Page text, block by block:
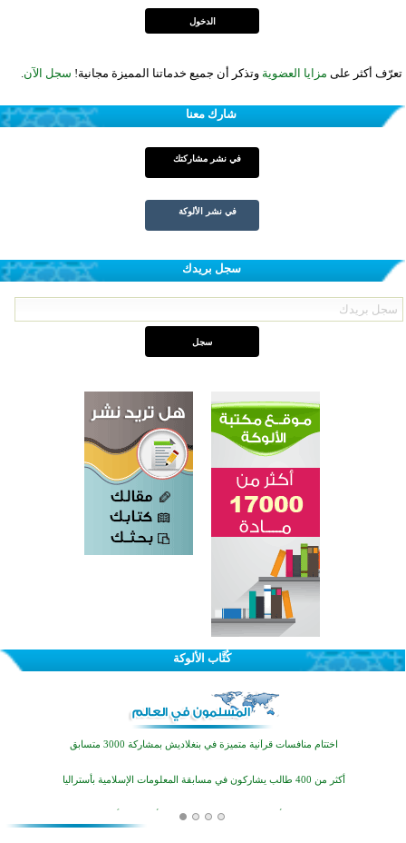
تعرّف أكثر على مزايا العضوية وتذكر أن جميع خدماتنا المميزة مجانية! سجل الآن.
شارك معنا
في نشر مشاركتك
في نشر الألوكة
سجل بريدك
كُتَّاب الألوكة
اختتام الدورة التاسعة لمسابقة حفظ وتلاوة القرآن الكريم في أزناكاييف
تيسليتش تختتم برنامجا تعليميا لتعزيز القيم وبناء الشخصية للشباب المسلمين
اختتام منافسات قرآنية متميزة في بنغلاديش بمشاركة 3000 متسابق